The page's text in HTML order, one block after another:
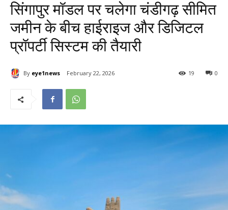
सिंगापुर मॉडल पर चलेगा चंडीगढ़ सीमित
जमीन के बीच हाईराइज और डिजिटल
प्रॉपर्टी सिस्टम की तैयारी
By eye1news February 22, 2026 0
19